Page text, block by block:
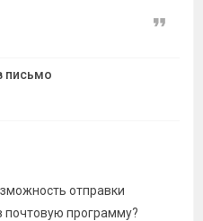
письмо
Цитата
отправки
почтовую программу?